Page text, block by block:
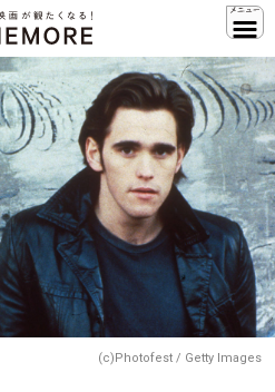
(c)Photofest / Getty Images